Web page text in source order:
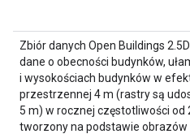
Zbiór danych Open Buildings
dane o obecności budynków,
i wysokościach budynków w
przestrzennej 4 m (rastry są
5 m) w rocznej częstotliwości od
tworzony na podstawie obrazów